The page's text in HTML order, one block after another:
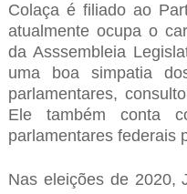
Colaça é filiado ao
atualmente ocupa o
da Asssembleia
uma boa simpatia
parlamentares,
Ele também conta
parlamentares federais
Nas eleições de 2020,